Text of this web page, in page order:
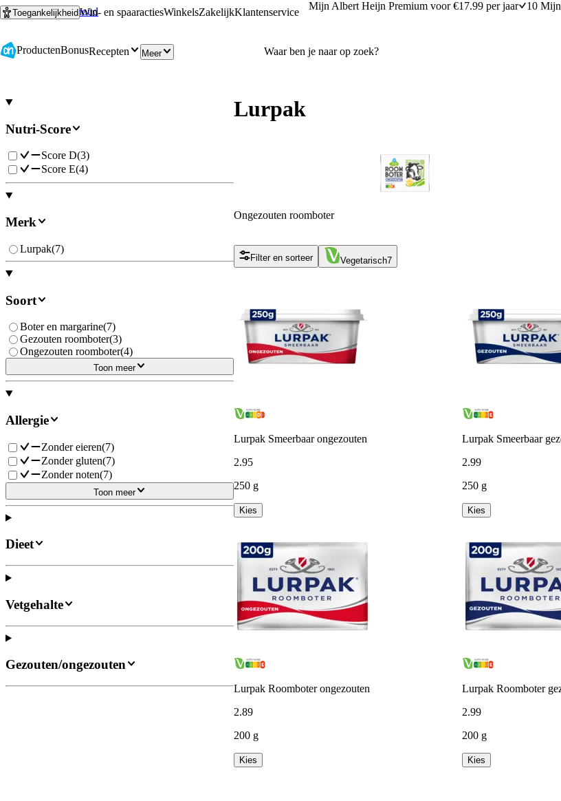
Ga naar hoofdinhoud
Ga naar zoeken
ToegankelijkheidWin- en spaaractiesWinkelsZakelijkKlantenservice
Mijn Albert Heijn Premium voor €17.99 per jaar 10
ProductenBonusRecepten Meer
Nutri-Score
Score D(3)
Score E(4)
Merk
Lurpak(7)
Soort
Boter en margarine(7)
Gezouten roomboter(3)
Ongezouten roomboter(4)
Toon meer
Allergie
Zonder eieren(7)
Zonder gluten(7)
Zonder noten(7)
Toon meer
Dieet
Vetgehalte
Gezouten/ongezouten
Lurpak
Ongezouten roomboter
Filter en sorteer Vegetarisch7
Lurpak Smeerbaar ongezouten
2.95
250 g
Kies
Lurpak Smeerbaar
2.99
250 g
Kies
Lurpak Roomboter ongezouten
2.89
200 g
Kies
Lurpak Roomboter
2.99
200 g
Kies